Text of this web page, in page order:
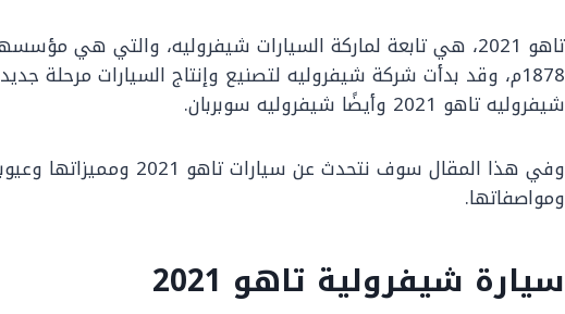
تاهو 2021، هي تابعة لماركة السيارات شيفروليه، والتي هي
1878م، وقد بدأت شركة شيفروليه لتصنيع وإنتاج السيارات مرحلة
شيفروليه تاهو 2021 وأيضًا شيفروليه سوبربان.
وفي هذا المقال سوف نتحدث عن سيارات
ومواصفاتها.
سيارة شيفرولية تاهو 2021